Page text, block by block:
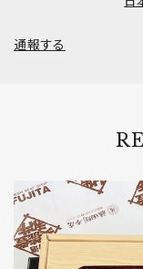
通報する